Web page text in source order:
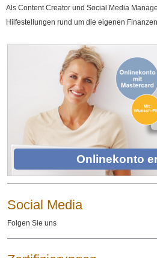
Als Content Creator und Social Media
Hilfestellungen rund um die eigenen Finanzen.
Onlinekonto
Social Media
Folgen Sie uns